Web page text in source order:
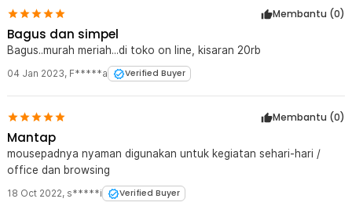
Membantu (0)
Bagus dan simpel
Bagus..murah meriah...di toko on line, kisaran 20rb
04 Jan 2023, F*****a Verified Buyer
Membantu (0)
Mantap
mousepadnya nyaman digunakan untuk kegiatan sehari-hari /
office dan browsing
18 Oct 2022, s*****i Verified Buyer